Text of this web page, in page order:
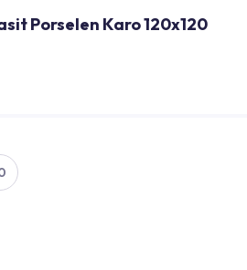
Porselen Karo 120x120